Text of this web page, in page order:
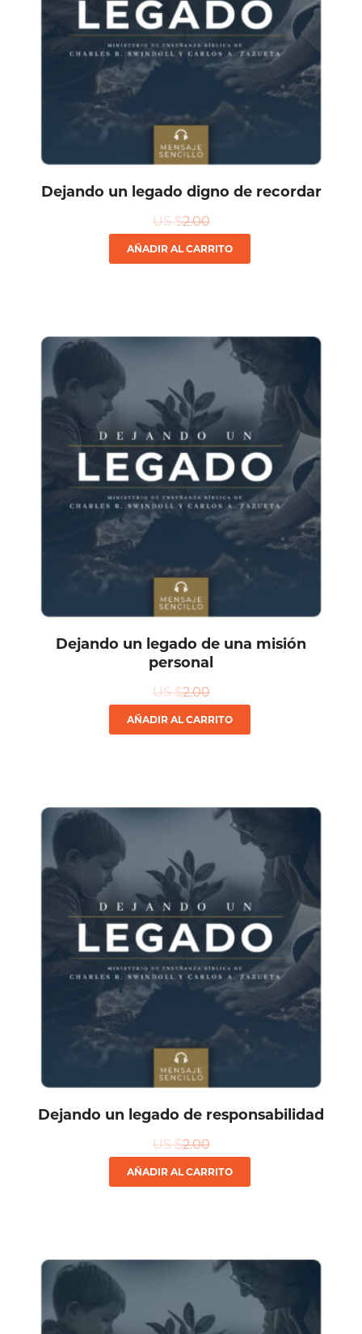
Dejando un legado digno de recordar
US $2.00
AÑADIR AL CARRITO
Dejando un legado de una misión
personal
US $2.00
AÑADIR AL CARRITO
Dejando un legado de responsabilidad
US $2.00
AÑADIR AL CARRITO